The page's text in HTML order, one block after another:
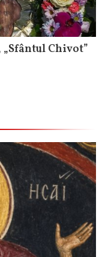
Chivot”